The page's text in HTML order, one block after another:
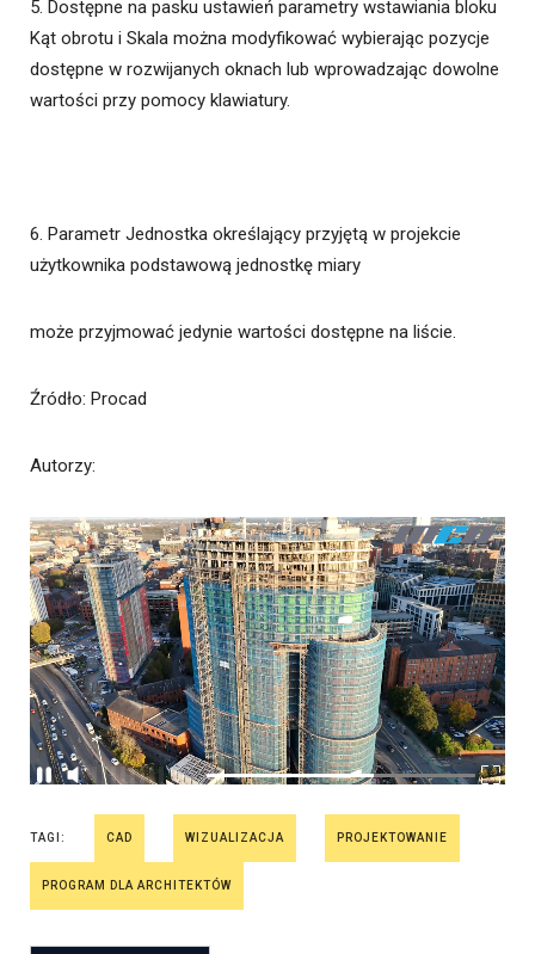
5. Dostępne na pasku ustawień parametry wstawiania bloku
Kąt obrotu i Skala można modyfikować wybierając pozycje
dostępne w rozwijanych oknach lub wprowadzając dowolne
wartości przy pomocy klawiatury.
6. Parametr Jednostka określający przyjętą w projekcie
użytkownika podstawową jednostkę miary
może przyjmować jedynie wartości dostępne na liście.
Źródło: Procad
Autorzy:
TAGI: CAD WIZUALIZACJA PROJEKTOWANIE
PROGRAM DLA ARCHITEKTÓW